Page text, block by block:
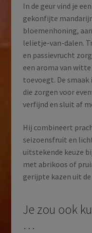
In de geur vind je
gekonfijte
bloemenhoning,
lelietje-van-dalen.
en passievrucht
een aroma van
toevoegt. De
die zorgen voor
verfijnd en sluit af
Hij combineert
seizoensfruit en
uitstekende keuze
met abrikoos of
gerijpte kazen uit
Je zou ook
…